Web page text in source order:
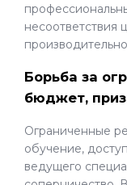
несоответствия
Борьба за
бюджет,
Ограниченные
обучение,
ведущего